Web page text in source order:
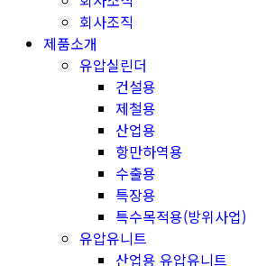
회사조직
제품소개
유압실린더
건설용
제철용
산업용
항만하역용
수출용
특장용
특수목적용(방위사업)
유압유니트
산업용 유압유니트